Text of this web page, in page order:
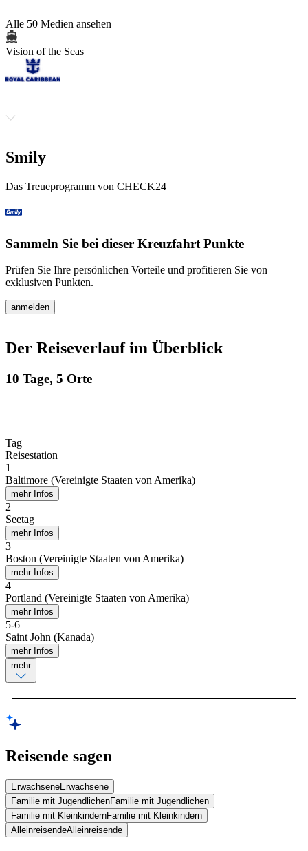
Alle 50 Medien ansehen
Vision of the Seas
Smily
Das Treueprogramm von CHECK24
Sammeln Sie bei dieser Kreuzfahrt Punkte
Prüfen Sie Ihre persönlichen Vorteile und profitieren Sie von
exklusiven Punkten.
anmelden
Der Reiseverlauf im Überblick
10 Tage, 5 Orte
Tag
Reisestation
1
Baltimore (Vereinigte Staaten von Amerika)
mehr Infos
2
Seetag
mehr Infos
3
Boston (Vereinigte Staaten von Amerika)
mehr Infos
4
Portland (Vereinigte Staaten von Amerika)
mehr Infos
5-6
Saint John (Kanada)
mehr Infos
mehr
Reisende sagen
ErwachseneErwachsene
Familie mit JugendlichenFamilie mit Jugendlichen
Familie mit KleinkindernFamilie mit Kleinkindern
AlleinreisendeAlleinreisende